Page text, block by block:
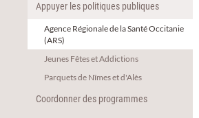
Appuyer les politiques publiques
Agence Régionale de la Santé Occitanie
(ARS)
Jeunes Fêtes et Addictions
Parquets de Nîmes et d'Alès
Coordonner des programmes